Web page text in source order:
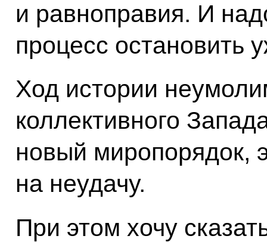
и равноправия. И
процесс остановить
Ход истории
коллективного
новый миропорядок,
на неудачу.
При этом хочу